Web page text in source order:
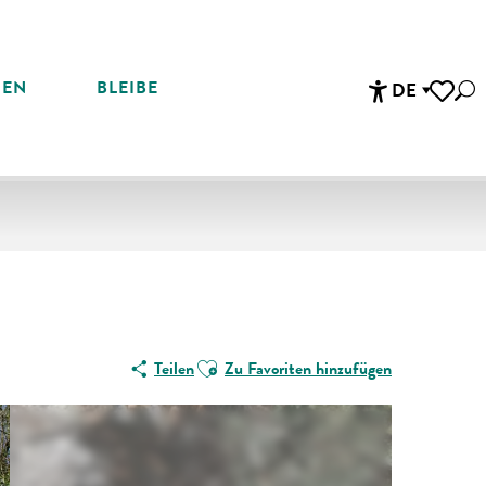
DE
BLEIBE
TeilenAjouter aux favoris
Zu Favoriten hinzufügen